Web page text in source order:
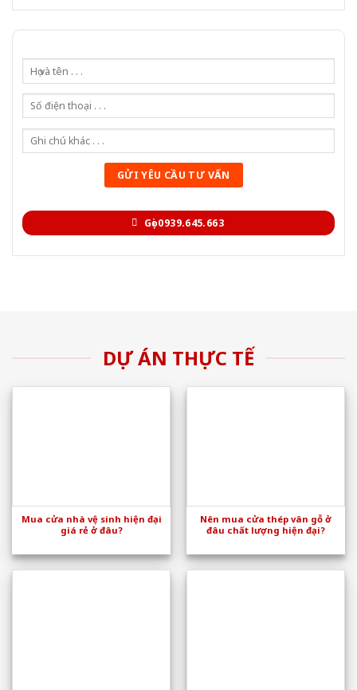
Gọi 0939.645.663
DỰ ÁN THỰC TẾ
Mua cửa nhà vệ sinh hiện đại
giá rẻ ở đâu?
Nên mua cửa thép vân gỗ ở
đâu chất lượng hiện đại?